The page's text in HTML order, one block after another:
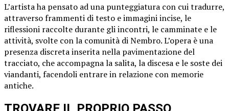
L’artista ha pensato ad una punteggiatura con cui tradurre,
attraverso frammenti di testo e immagini incise, le
riflessioni raccolte durante gli incontri, le camminate e le
attività, svolte con la comunità di Nembro. L’opera è una
presenza discreta inserita nella pavimentazione del
tracciato, che accompagna la salita, la discesa e le soste dei
viandanti, facendoli entrare in relazione con memorie
antiche.